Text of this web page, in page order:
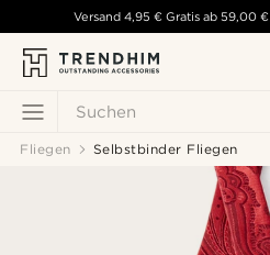
Suchen
Versand 4,95 € Gratis ab 59,00 €
Fliegen Selbstbinder Fliegen